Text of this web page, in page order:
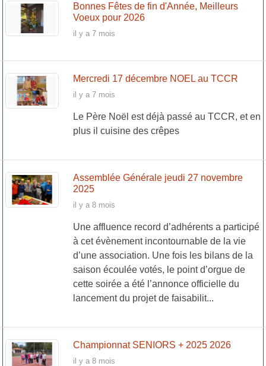
Bonnes Fêtes de fin d'Année, Meilleurs
Voeux pour 2026
il y a 7 mois
Mercredi 17 décembre NOEL au TCCR
il y a 7 mois
Le Père Noël est déjà passé au TCCR, et en
plus il cuisine des crêpes
Assemblée Générale jeudi 27 novembre
2025
il y a 8 mois
Une affluence record d’adhérents a participé
à cet évènement incontournable de la vie
d’une association. Une fois les bilans de la
saison écoulée votés, le point d’orgue de
cette soirée a été l’annonce officielle du
lancement du projet de faisabilit...
Championnat SENIORS + 2025 2026
il y a 8 mois